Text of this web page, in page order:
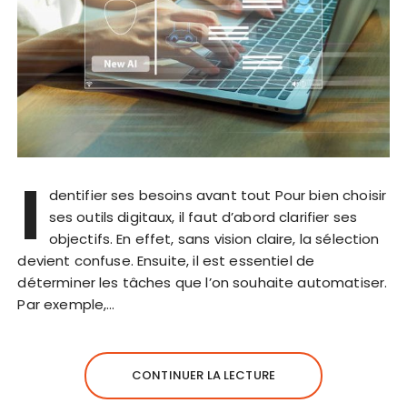
I
dentifier ses besoins avant tout Pour bien choisir
ses outils digitaux, il faut d’abord clarifier ses
objectifs. En effet, sans vision claire, la sélection
devient confuse. Ensuite, il est essentiel de
déterminer les tâches que l’on souhaite automatiser.
Par exemple,…
CONTINUER LA LECTURE